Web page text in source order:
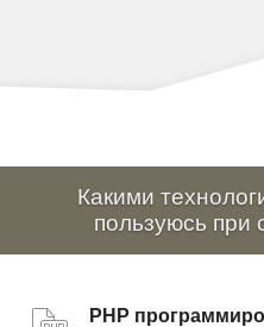
Какими
пользуюсь при
PHP